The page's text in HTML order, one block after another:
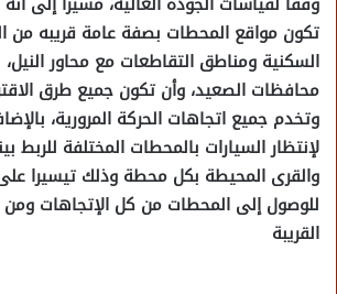
تكون مواقع المحطات بصفة عامة قريبه من
السكنية ومناطق التقاطعات مع محاور
محافظات الصعيد، وأن تكون جميع طرق
وتخدم جميع اتجاهات الحركة المرورية،
لإنتظار السيارات بالمحطات المختلفة للربط
والقرى المحيطة بكل محطة وذلك تيسيرا
للوصول إلى المحطات من كل الإتجاهات ومن
القريبة